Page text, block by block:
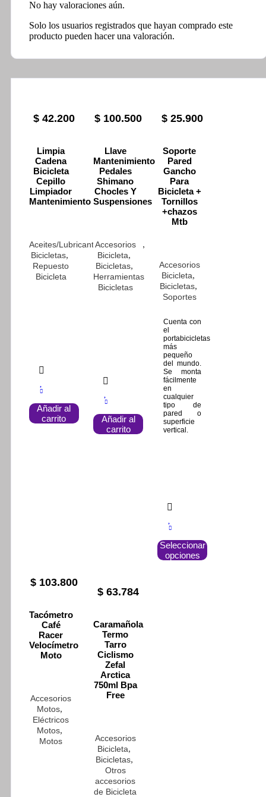
No hay valoraciones aún.
Solo los usuarios registrados que hayan comprado este
producto pueden hacer una valoración.
$42.200
Limpia
Cadena
Bicicleta
Cepillo
Limpiador
Mantenimiento
Aceites/Lubricantes/Limpiador ,
Bicicletas,
Repuesto
Bicicleta
Añadir al
carrito
$ 100.500
Llave
Mantenimiento
Pedales
Shimano
Chocles Y
Suspensiones
Accesorios
Bicicleta,
Bicicletas,
Herramientas
Bicicletas
Añadir al
carrito
$ 25.900
Soporte
Pared
Gancho
Para
Bicicleta +
Tornillos
+chazos
Mtb
Accesorios
Bicicleta,
Bicicletas,
Soportes
Cuenta con
el
portabicicletas
más
pequeño
del mundo.
Se monta
fácilmente
en
cualquier
tipo de
pared o
superficie
vertical.
Seleccionar
opciones
producto
tiene
$103.800
Tacómetro
Café
Racer
Velocímetro
Moto
Accesorios
Motos,
Eléctricos
Motos,
Motos
$ 63.784
Caramañola
Termo
Tarro
Ciclismo
Zefal
Arctica
750ml Bpa
Free
Accesorios
Bicicleta,
Bicicletas,
Otros
accesorios
de Bicicleta